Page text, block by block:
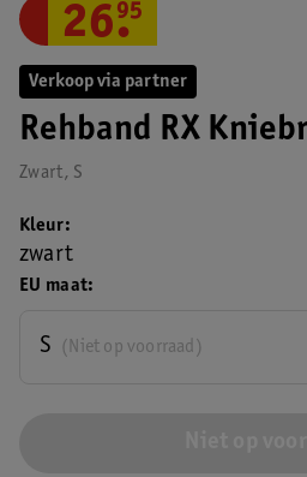
Verkoop via partner
Rehband RX
Zwart, S
26.
95
EU maat
(Niet op voorraad)
S
Kleur
zwart